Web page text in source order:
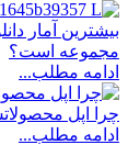
مجموعه است؟
ادامه مطلب...
چرا اپل
ادامه مطلب...